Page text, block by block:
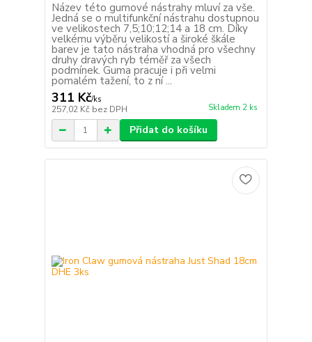
Název této gumové nástrahy mluví za vše.
Jedná se o multifunkční nástrahu dostupnou
ve velikostech 7,5;10;12;14 a 18 cm. Díky
velkému výběru velikostí a široké škále
barev je tato nástraha vhodná pro všechny
druhy dravých ryb téměř za všech
podmínek. Guma pracuje i při velmi
pomalém tažení, to z ní ...
311 Kč/ks
257,02 Kč bez DPH Skladem 2 ks
Přidat do košíku